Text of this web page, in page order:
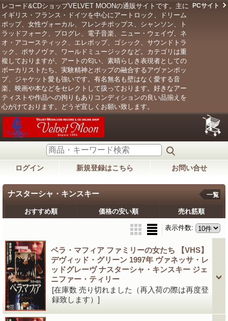
レコード&CDショップVELVET MOONの通販サイトです。主に
イギリス・フランス・ドイツを中心にアートロック、ドリーム
ポップ、女性ヴォーカル、フレンチポップス、シャンソン、ト
ラッドフォーク、プログレ、電子音楽、ニュー・ウェイヴ、ネ
オ・アコースティック、エレポップ、ゴシック、サウンドトラ
ック、ボサノヴァ、ワールドミュージックなど。カテゴリは重
複しておりますが、アートの匂い、素晴らしき表現者としての
ボーカリストたち、実験精神とポップの融合するアヴァンポッ
プ、ジャケット愛も強いです。有名無名も壁はなく愛する音
楽、映画や本などをセレクトして扱っております。好きなアー
ティストや作品への拘りもありコンディションの良い品揃えを
心がけております。どうぞ宜しくお願い致します。
PCサイト
ログイン 新規登録はこちら お問い合せ
ナスターシャ・キンスキー 一覧
おすすめ順 価格の安い順 売れ筋順
表示件数:
ベラ・マフィア ファミリーの女たち 【VHS】
デヴィッド・グリーン 1997年 ヴァネッサ・レ
ッドグレーヴ ナスターシャ・キンスキー ジェ
ニファー・ティリー
[在庫数 売り切れました（再入荷の際は再度登
録致します）]